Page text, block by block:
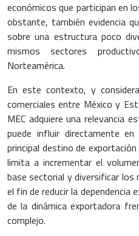
económicos que participan en
obstante, también evidencia
sobre una estructura poco
mismos sectores
Norteamérica.
En este contexto, y
comerciales entre México y
MEC adquiere una relevancia
puede influir directamente
principal destino de
limita a incrementar el
base sectorial y diversificar
el fin de reducir la dependencia
de la dinámica exportadora
complejo.